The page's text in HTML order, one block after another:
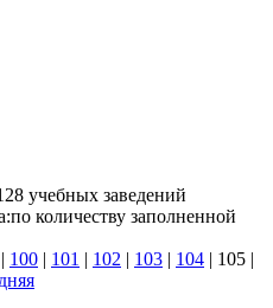
учебных заведений
по количеству заполненной
| 100 | 101 | 102 | 103 | 104 | 105 |